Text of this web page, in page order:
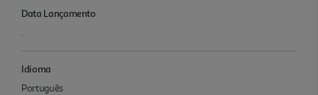
Data Lançamento
.
Idioma
Português